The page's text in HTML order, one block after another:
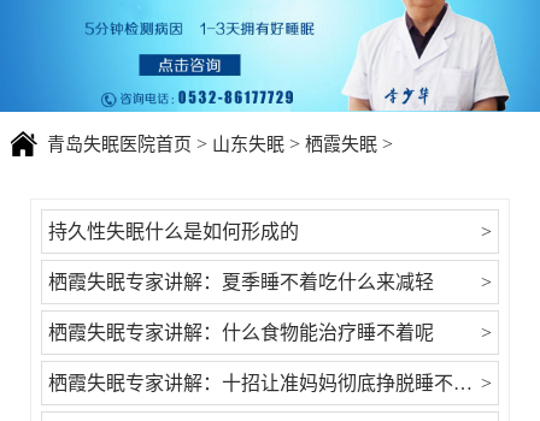
青岛失眠医院首页 > 山东失眠> 栖霞失眠>
>
持久性失眠什么是如何形成的
>
栖霞失眠专家讲解：夏季睡不着吃什么来减轻
>
栖霞失眠专家讲解：什么食物能治疗睡不着呢
>
栖霞失眠专家讲解：十招让准妈妈彻底挣脱睡不着困扰 生活中要多